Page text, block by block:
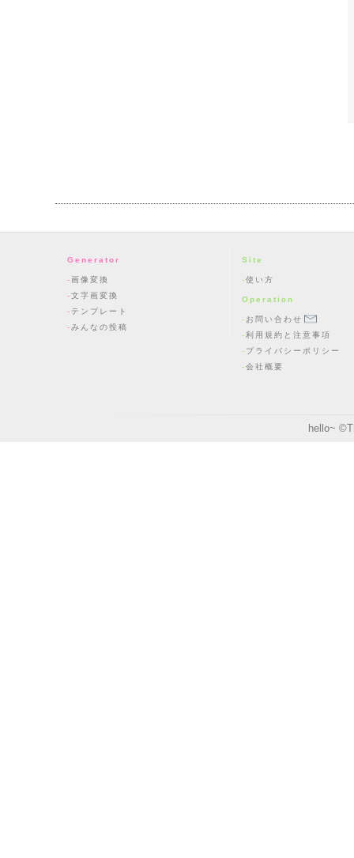
Generator
画像変換
文字画変換
テンプレート
みんなの投稿
Site
使い方
Operation
お問い合わせ
利用規約と注意事項
プライバシーポリシー
会社概要
hello~ ©